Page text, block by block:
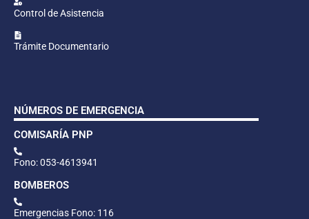
Control de Asistencia
Trámite Documentario
NÚMEROS DE EMERGENCIA
COMISARÍA PNP
Fono: 053-4613941
BOMBEROS
Emergencias Fono: 116